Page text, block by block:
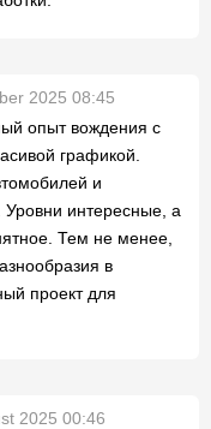
2025 08:45
опыт вождения с
графикой.
и
Уровни интересные, а
Тем не менее,
в
проект для
2025 00:46